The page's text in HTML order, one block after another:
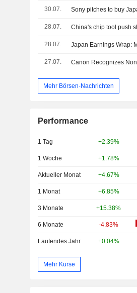
30.07. Sony pitches to buy
28.07. China's chip tool push
28.07. Japan Earnings Wrap:
27.07.
Mehr Börsen-Nachrichten
Performance
1 Tag +2.39%
1 Woche +1.78%
Aktueller Monat +4.67%
1 Monat +6.85%
3 Monate +15.38%
6 Monate -4.83%
Laufendes Jahr +0.04%
Mehr Kurse